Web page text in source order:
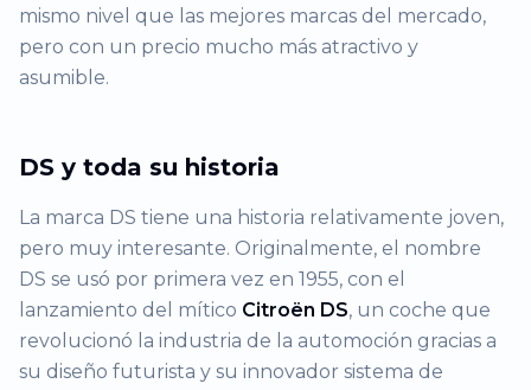
mismo nivel que las mejores marcas del mercado,
pero con un precio mucho más atractivo y
asumible.
DS y toda su historia
La marca DS tiene una historia relativamente joven,
pero muy interesante. Originalmente, el nombre
DS se usó por primera vez en 1955, con el
lanzamiento del mítico Citroën DS, un coche que
revolucionó la industria de la automoción gracias a
su diseño futurista y su innovador sistema de